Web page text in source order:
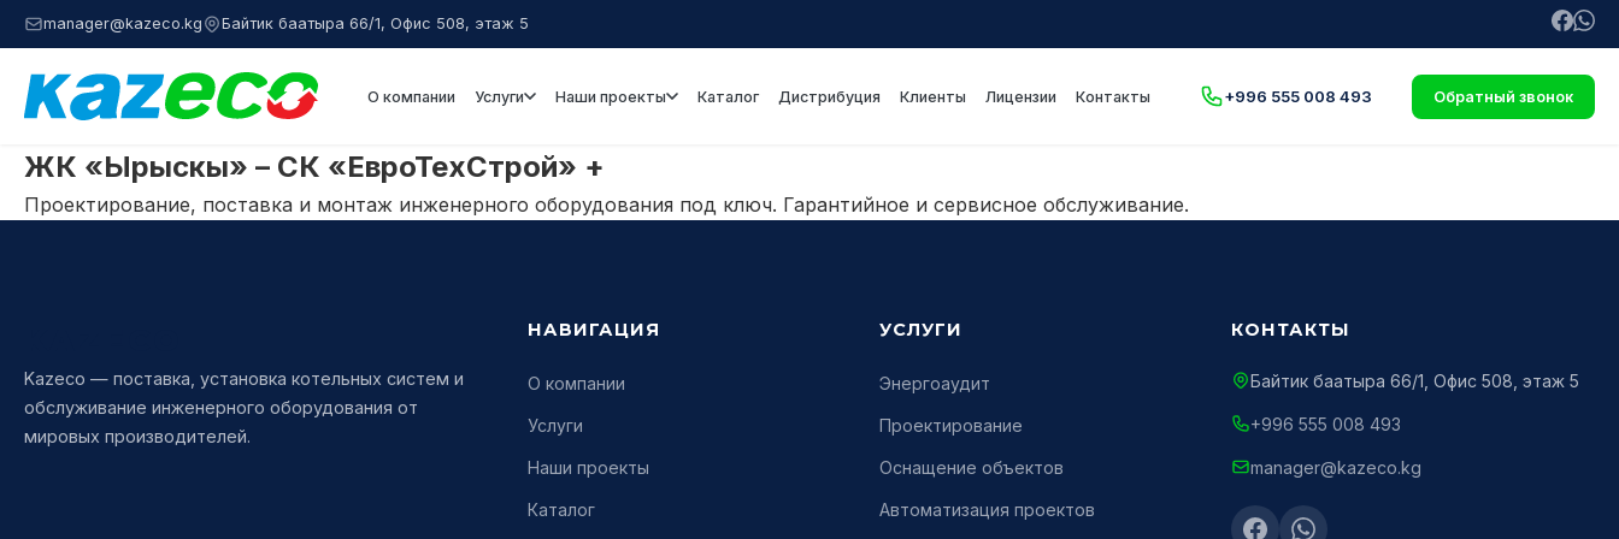
manager@kazeco.kg Байтик баатыра 66/1, Офис 508, этаж 5
О компании Услуги Наши проекты Каталог Дистрибуция Клиенты Лицензии Контакты +996 555 008 493 Обратный звонок
ЖК «Ырыскы» – СК «ЕвроТехСтрой» +
Проектирование, поставка и монтаж инженерного оборудования под ключ. Гарантийное и сервисное обслуживание.
Kazeco — поставка, установка котельных систем и
обслуживание инженерного оборудования от
мировых производителей.
НАВИГАЦИЯ
О компании
Услуги
Наши проекты
Каталог
УСЛУГИ
Энергоаудит
Проектирование
Оснащение объектов
Автоматизация проектов
КОНТАКТЫ
Байтик баатыра 66/1, Офис 508, этаж 5
+996 555 008 493
manager@kazeco.kg